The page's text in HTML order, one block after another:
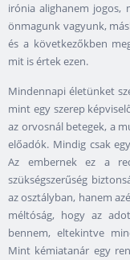
irónia alighanem jogos,
önmagunk vagyunk,
és a következőkben
mit is értek ezen.
Mindennapi életünket
mint egy szerep
az orvosnál betegek, a
előadók. Mindig csak
Az embernek ez a
szükségszerűség
az osztályban, hanem
méltóság, hogy az
bennem, eltekintve
Mint kémiatanár egy